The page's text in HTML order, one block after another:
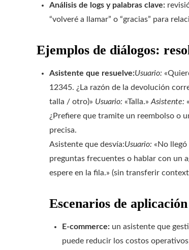
Análisis de logs y palabras clave:
“volveré a llamar” o “gracias” para
Ejemplos de diálogos:
Asistente que resuelve:Usuario:
12345. ¿La razón de la devolución
talla / otro)» Usuario: «Talla.» Asistente:
¿Prefiere que tramite un reembolso o
precisa.
Asistente que desvía:Usuario: «No
preguntas frecuentes o hablar con un
espere en la fila.» (sin transferir
Escenarios de
E‑commerce: un asistente que
puede reducir los costos